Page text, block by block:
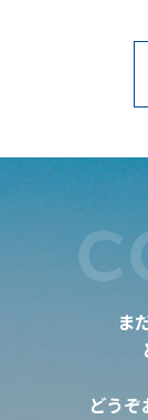
ま
どうぞ